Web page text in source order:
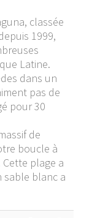
classée
1999,
Latine.
dans un
pas de
pour 30
de
boucle à
Cette plage a
sable blanc a